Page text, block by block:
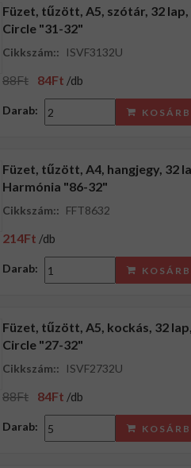
Füzet, tűzött, A5, szótár, 32 lap,
Circle "31-32"
Cikkszám:: ISVF3132U
88Ft 84Ft /db
Darab:
Füzet, tűzött, A4, hangjegy, 32
Harmónia "86-32"
Cikkszám:: FFT8632
214Ft /db
Darab:
Füzet, tűzött, A5, kockás, 32 lap,
Circle "27-32"
Cikkszám:: ISVF2732U
88Ft 84Ft /db
Darab: